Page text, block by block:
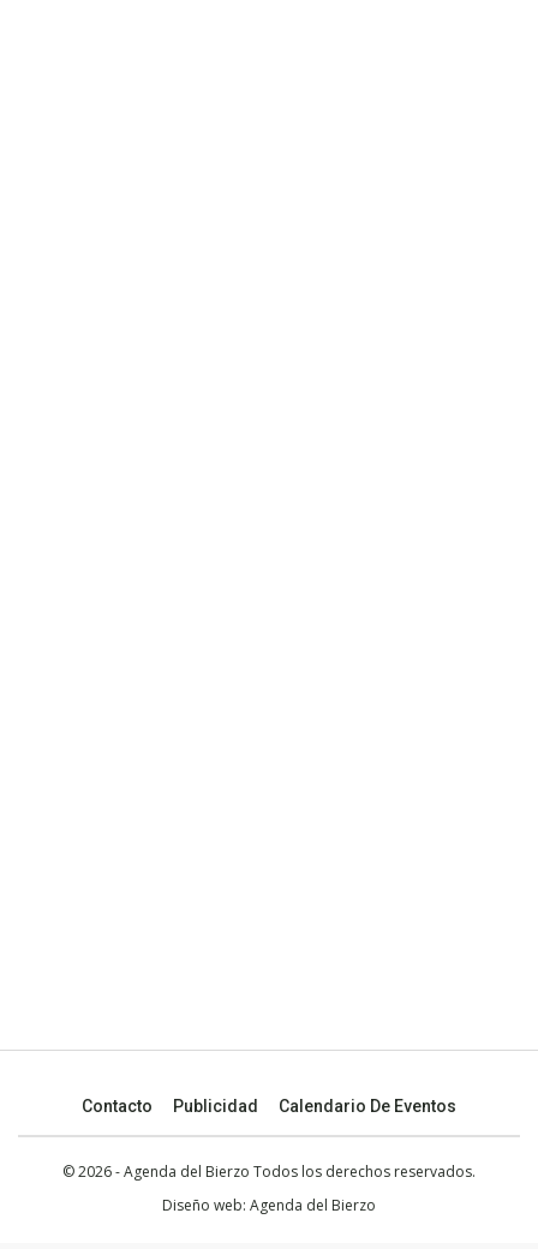
Contacto Publicidad Calendario De Eventos
© 2026 - Agenda del Bierzo Todos los derechos reservados.
Diseño web: Agenda del Bierzo